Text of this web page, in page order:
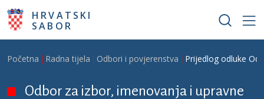
Skoči na glavni sadržaj
HRVATSKI
SABOR
Breadcrumb
Početna Radna tijela Odbori i povjerenstva Prijedlog odluke
Odbor za izbor, imenovanja i upravne